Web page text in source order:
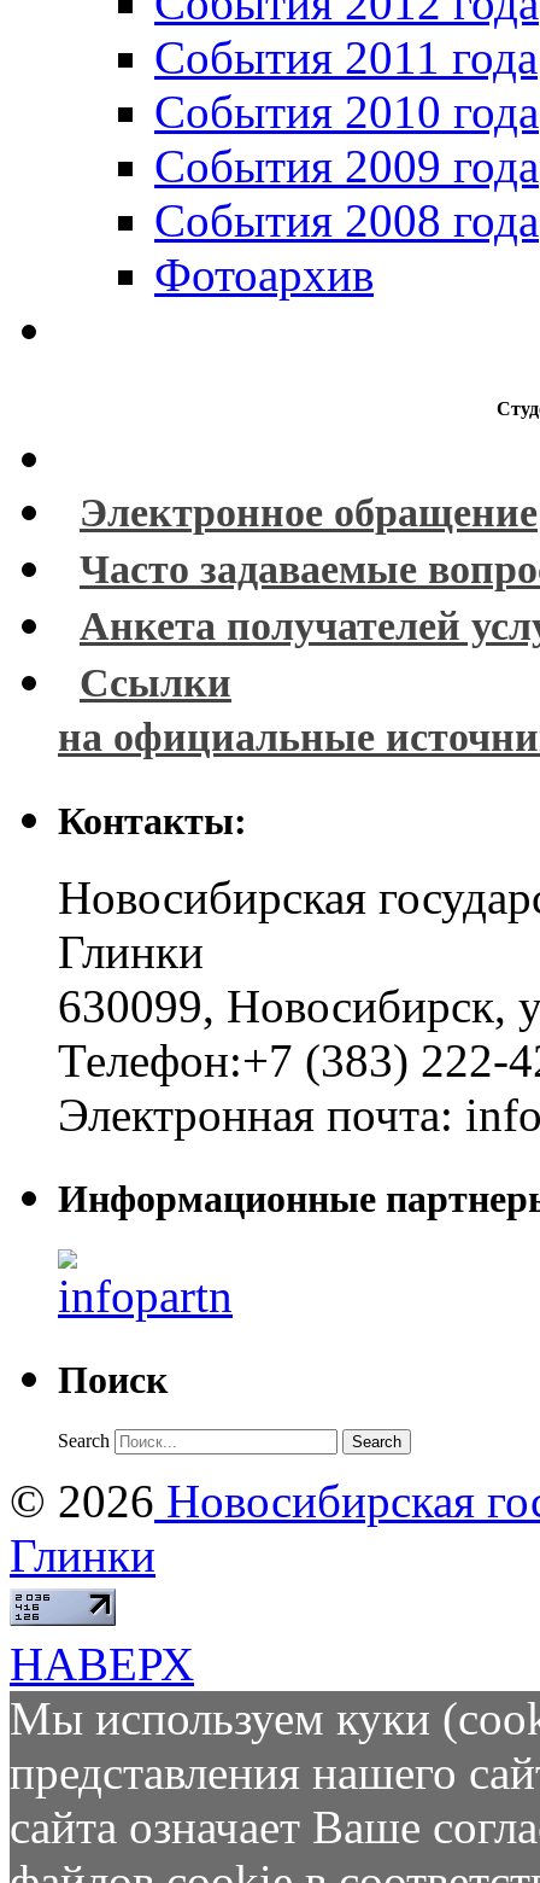
События 2011 года
События 2010 года
События 2009 года
События 2008 года
Фотоархив
Электронное обращение
Часто задаваемые
Анкета получателей
Ссылки
на официальные
Контакты:
Новосибирская
Глинки
630099, Новосибирск,
Телефон:+7 (383) 222-
Электронная почта:
Информационные
Поиск
Search
© 2026 Новосибирская
Глинки
НАВЕРХ
Мы используем куки
представления нашего
сайта означает Ваше